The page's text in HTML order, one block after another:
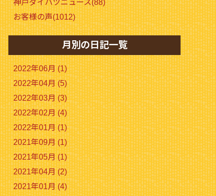
神戸ダイハツニュース(88)
お客様の声(1012)
月別の日記一覧
2022年06月 (1)
2022年04月 (5)
2022年03月 (3)
2022年02月 (4)
2022年01月 (1)
2021年09月 (1)
2021年05月 (1)
2021年04月 (2)
2021年01月 (4)